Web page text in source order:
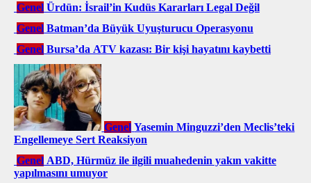
Genel Ürdün: İsrail’in Kudüs Kararları Legal Değil
Genel Batman’da Büyük Uyuşturucu Operasyonu
Genel Bursa’da ATV kazası: Bir kişi hayatını kaybetti
Genel Yasemin Minguzzi’den Meclis’teki
Engellemeye Sert Reaksiyon
Genel ABD, Hürmüz ile ilgili muahedenin yakın vakitte
yapılmasını umuyor